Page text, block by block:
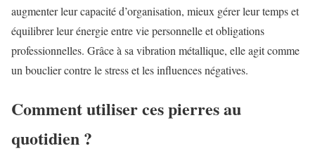
augmenter leur capacité d’organisation, mieux gérer leur temps et
équilibrer leur énergie entre vie personnelle et obligations
professionnelles. Grâce à sa vibration métallique, elle agit comme
un bouclier contre le stress et les influences négatives.
Comment utiliser ces pierres au
quotidien ?